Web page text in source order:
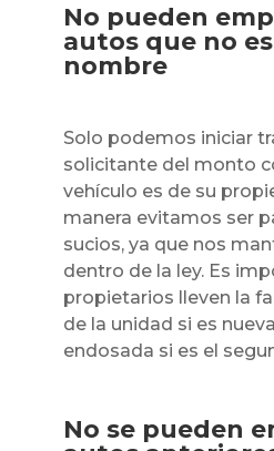
No pueden
autos que no
nombre
Solo podemos iniciar
solicitante del monto
vehículo es de su
manera evitamos ser
sucios, ya que nos
dentro de la ley. Es
propietarios lleven la
de la unidad si es
endosada si es el
No se pueden